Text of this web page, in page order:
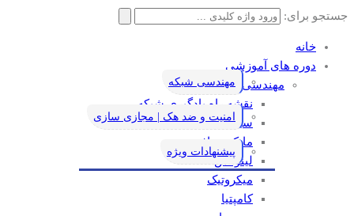
جستجو برای:
خانه
دوره های آموزشی
مهندسی شبکه
نقشه راه یادگیری شبکه
سیسکو
مایکروسافت
لینوکس
میکروتیک
کامپتیا
مهندسی شبکه
امنیت و ضد هک | مجازی سازی
پیشنهادات ویژه